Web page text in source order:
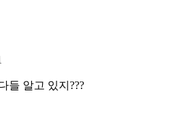
들 알고 있지???